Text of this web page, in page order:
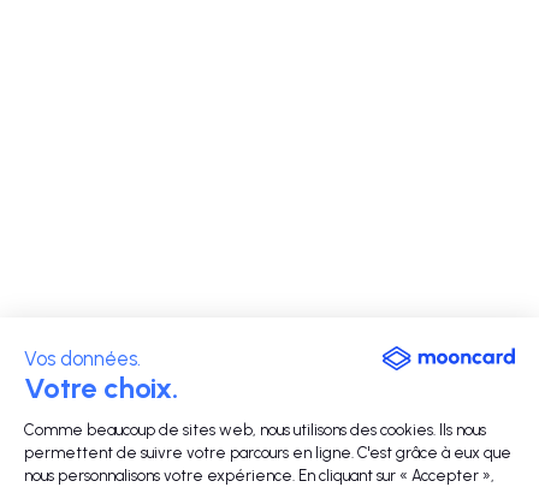
Vos données.
Votre choix.
Comme beaucoup de sites web, nous utilisons des cookies. Ils nous
permettent de suivre votre parcours en ligne. C'est grâce à eux que
nous personnalisons votre expérience. En cliquant sur « Accepter »,